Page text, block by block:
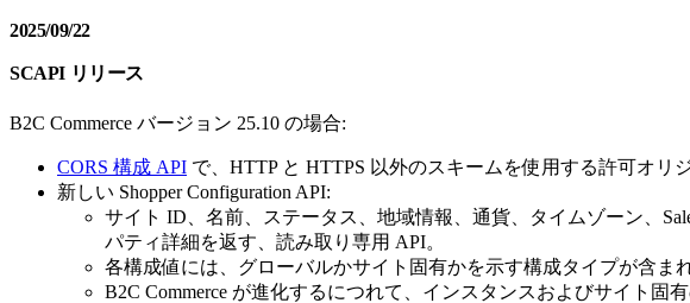
2025/09/22
SCAPI リリース
B2C Commerce バージョン 25.10 の場合:
CORS 構成 API で、HTTP と HTTPS 以外のスキームを使用する許可オリ
新しい Shopper Configuration API:
サイト ID、名前、ステータス、地域情報、通貨、タイムゾーン、
パティ詳細を返す、読み取り専用 API。
各構成値には、グローバルかサイト固有かを示す構成タイプが含まれ
B2C Commerce が進化するにつれて、インスタンスおよびサイト固